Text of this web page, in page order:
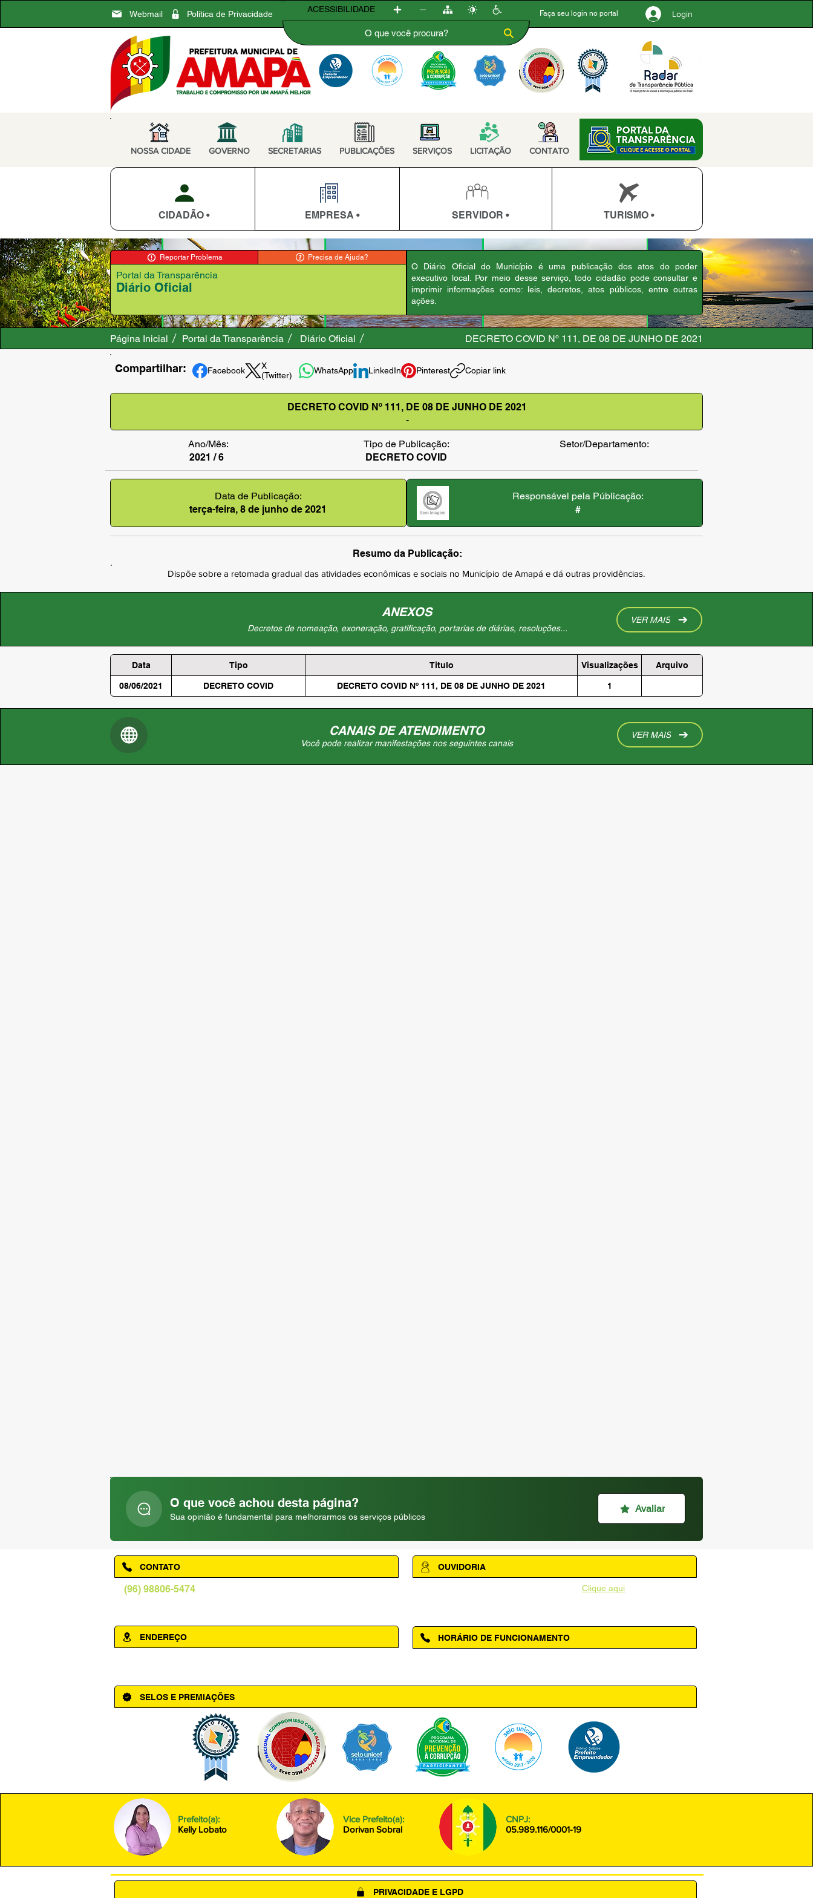
Webmail Política de Privacidade Faça seu login no portal Login
ACESSIBILIDADE
NOSSA CIDADE GOVERNO SECRETARIAS PUBLICAÇÕES SERVIÇOS LICITAÇÃO CONTATO
CIDADÃO • EMPRESA • SERVIDOR • TURISMO •
Reportar Problema Precisa de Ajuda?
Diário Oficial
Portal da Transparência
O Diário Oficial do Município é uma publicação dos atos do poder
executivo local. Por meio desse serviço, todo cidadão pode consultar e
imprimir informações como: leis, decretos, atos públicos, entre outras
ações.
Página Inicial Portal da Transparência Diário Oficial DECRETO COVID Nº 111, DE 08 DE JUNHO DE 2021
Compartilhar: Facebook
X
(Twitter)
WhatsApp LinkedIn Pinterest Copiar link
DECRETO COVID Nº 111, DE 08 DE JUNHO DE 2021
-
Ano/Mês:
2021 / 6
Tipo de Publicação:
DECRETO COVID
Setor/Departamento:
Data de Publicação:
terça-feira, 8 de junho de 2021
Responsável pela Públicação:
#
Resumo da Publicação:
Dispõe sobre a retomada gradual das atividades econômicas e sociais no Município de Amapá e dá outras providências.
ANEXOS
Decretos de nomeação, exoneração, gratificação, portarias de diárias, resoluções...
VER MAIS
Data Tipo Titulo Visualizações Arquivo
08/06/2021 DECRETO COVID DECRETO COVID Nº 111, DE 08 DE JUNHO DE 2021 1
CANAIS DE ATENDIMENTO
Você pode realizar manifestações nos seguintes canais
VER MAIS
O que você achou desta página?
Sua opinião é fundamental para melhorarmos os serviços públicos
Avaliar
(96) 98806-5474
CONTATO
ENDEREÇO
Clique aqui
OUVIDORIA
HORÁRIO DE FUNCIONAMENTO
SELOS E PREMIAÇÕES
Prefeito(a):
Kelly Lobato
Vice Prefeito(a):
Dorivan Sobral
CNPJ:
05.989.116/0001-19
PRIVACIDADE E LGPD